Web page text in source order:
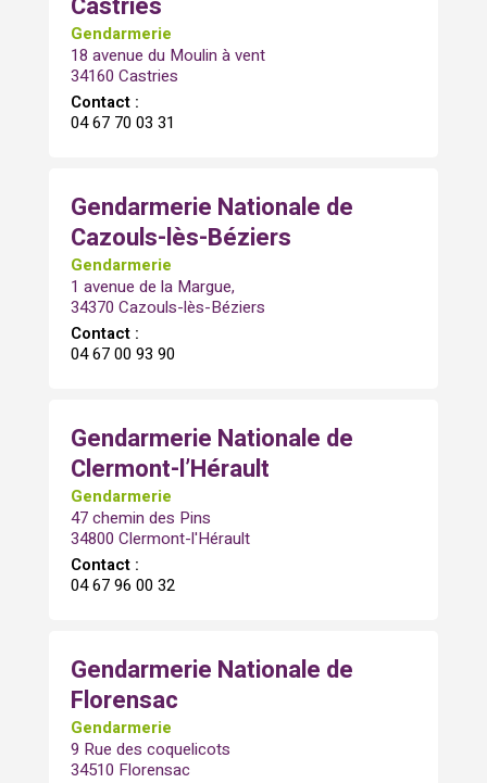
Gendarmerie
18 avenue du Moulin à vent
34160 Castries
Contact :
04 67 70 03 31
Gendarmerie Nationale de
Cazouls-lès-Béziers
Gendarmerie
1 avenue de la Margue,
34370 Cazouls-lès-Béziers
Contact :
04 67 00 93 90
Gendarmerie Nationale de
Clermont-l’Hérault
Gendarmerie
47 chemin des Pins
34800 Clermont-l'Hérault
Contact :
04 67 96 00 32
Gendarmerie Nationale de
Florensac
Gendarmerie
9 Rue des coquelicots
34510 Florensac